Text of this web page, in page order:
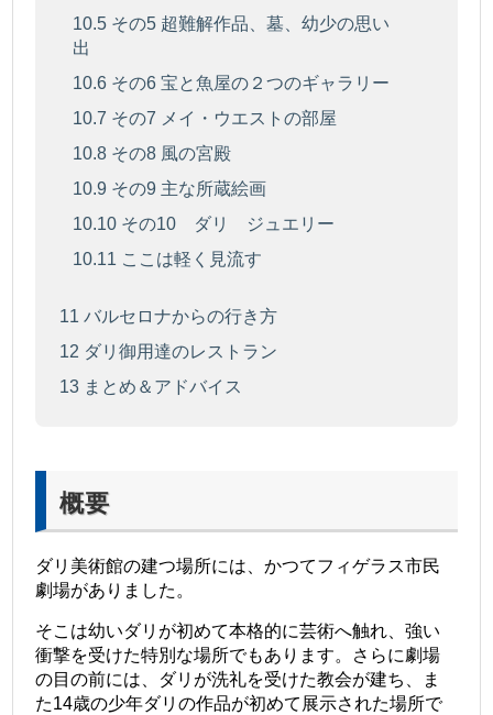
10.5 その5 超難解作品、墓、幼少の思い
出
10.6 その6 宝と魚屋の２つのギャラリー
10.7 その7 メイ・ウエストの部屋
10.8 その8 風の宮殿
10.9 その9 主な所蔵絵画
10.10 その10 ダリ ジュエリー
10.11 ここは軽く見流す
11 バルセロナからの行き方
12 ダリ御用達のレストラン
13 まとめ＆アドバイス
概要
ダリ美術館の建つ場所には、かつてフィゲラス市民
劇場がありました。
そこは幼いダリが初めて本格的に芸術へ触れ、強い
衝撃を受けた特別な場所でもあります。さらに劇場
の目の前には、ダリが洗礼を受けた教会が建ち、ま
た14歳の少年ダリの作品が初めて展示された場所で